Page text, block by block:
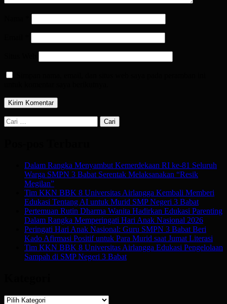
Cari
untuk:
Dalam Rangka Menyambut Kemerdekaan RI ke-81 Seluruh
Warga SMPN 3 Babat Serentak Melaksanakan “Resik
Megilan”
Tim KKN BBK 8 Universitas Airlangga Kembali Memberi
Edukasi Tentang AI untuk Murid SMP Negeri 3 Babat
Pertemuan Rutin Dharma Wanita Hadirkan Edukasi Parenting
Dalam Rangka Memperingati Hari Anak Nasional 2026
Peringati Hari Anak Nasional: Guru SMPN 3 Babat Beri
Kado Afirmasi Positif untuk Para Murid saat Jumat Literasi
Tim KKN BBK 8 Universitas Airlangga Edukasi Pengelolaan
Sampah di SMP Negeri 3 Babat
Kategori